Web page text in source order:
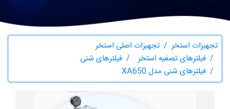
تجهیزات استخر
تجهیزات اصلی استخر
فیلترهای تصفیه استخر
فیلترهای شنی
فیلترهای شنی مدل XA650